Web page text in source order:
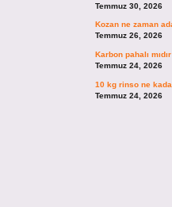
Temmuz 30, 2026
Kozan ne zaman
Temmuz 26, 2026
Karbon pahalı
Temmuz 24, 2026
10 kg rinso ne
Temmuz 24, 2026